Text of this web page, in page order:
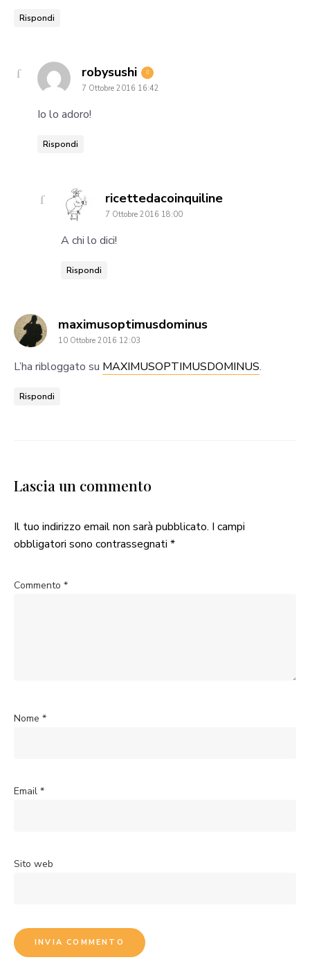
Rispondi
robysushi says:
7 Ottobre 2016 16:42
Io lo adoro!
Rispondi
ricettedacoinquilinesays:
7 Ottobre 2016 18:00
A chi lo dici!
Rispondi
maximusoptimusdominussays:
10 Ottobre 2016 12:03
L’ha ribloggato su MAXIMUSOPTIMUSDOMINUS.
Rispondi
Lascia un commento
Il tuo indirizzo email non sarà pubblicato. I campi
obbligatori sono contrassegnati *
Commento *
Nome *
Email *
Sito web